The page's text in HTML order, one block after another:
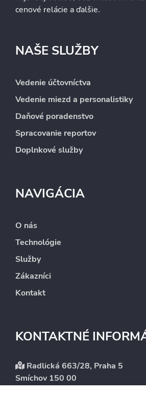
cenové relácie a ďalšie.
NAŠE SLUŽBY
Vedenie účtovníctva
Vedenie miezd a personalistiky
Daňové poradenstvo
Spracovanie reportov
Doplnkové služby
NAVIGÁCIA
O nás
Technológie
Služby
Zákazníci
Kontakt
KONTAKTNÉ
Radlická 663/28, Praha 5
Smíchov 150 00